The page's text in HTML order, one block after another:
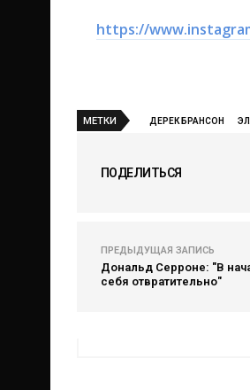
https://
МЕТКИ ДЕРЕК БРАНСОН
ПОДЕЛИТЬСЯ
ПРЕДЫДУЩАЯ ЗАПИСЬ
Дональд Серроне: "В
себя отвратительно"